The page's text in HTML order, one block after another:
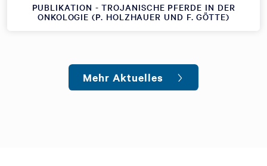
PUBLIKATION - TROJANISCHE PFERDE IN DER
ONKOLOGIE (P. HOLZHAUER UND F. GÖTTE)
Mehr Aktuelles